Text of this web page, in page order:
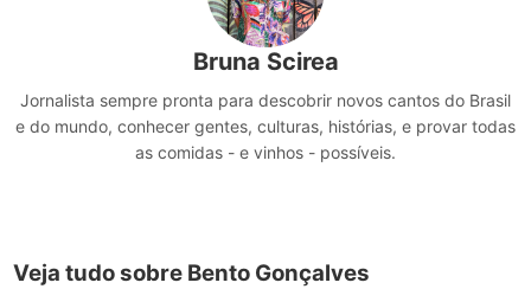
Bruna Scirea
Jornalista sempre pronta para descobrir novos cantos do Brasil
e do mundo, conhecer gentes, culturas, histórias, e provar todas
as comidas - e vinhos - possíveis.
Veja tudo sobre Bento Gonçalves